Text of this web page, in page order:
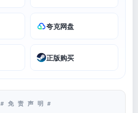
夸克网盘
正版购买
#免责声明#